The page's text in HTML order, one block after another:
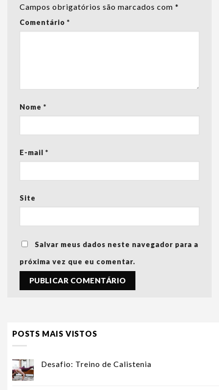
Campos obrigatórios são marcados com *
Comentário *
Nome *
E-mail *
Site
Salvar meus dados neste navegador para a
próxima vez que eu comentar.
POSTS MAIS VISTOS
Desafio: Treino de Calistenia